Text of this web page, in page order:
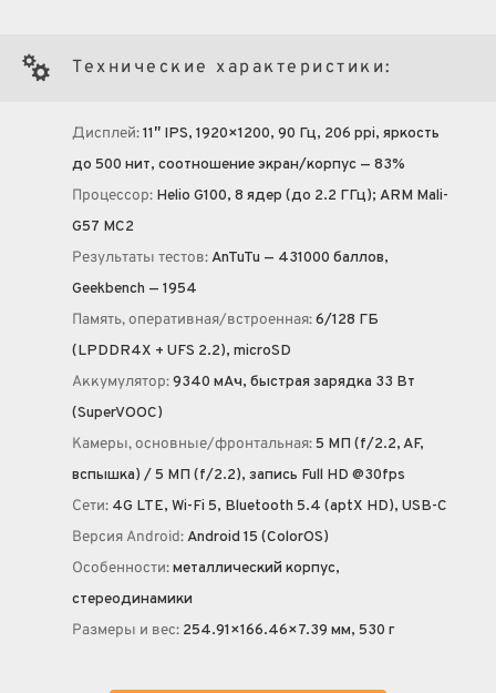
Технические характеристики:
Дисплей:11″ IPS, 1920×1200, 90 Гц, 206 ppi, яркость
до 500 нит, соотношение экран/корпус — 83%
Процессор: Helio G100, 8 ядер (до 2.2 ГГц); ARM Mali-
G57 MC2
Результаты тестов:AnTuTu — 431000 баллов,
Geekbench — 1954
Память, оперативная/встроенная:6/128 ГБ
(LPDDR4X + UFS 2.2), microSD
Аккумулятор:9340 мА·ч, быстрая зарядка 33 Вт
(SuperVOOC)
Камеры, основные/фронтальная: 5 МП (f/2.2, AF,
вспышка) / 5 МП (f/2.2), запись Full HD @30fps
Сети: 4G LTE, Wi-Fi 5, Bluetooth 5.4 (aptX HD), USB-C
Версия Android:Android 15 (ColorOS)
Особенности:металлический корпус,
стереодинамики
Размеры и вес: 254.91×166.46×7.39 мм, 530 г